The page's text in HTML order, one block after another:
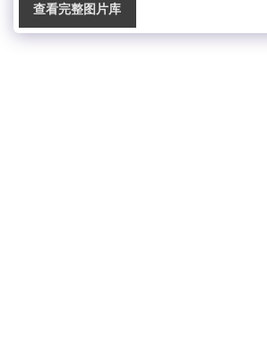
查看完整图片库